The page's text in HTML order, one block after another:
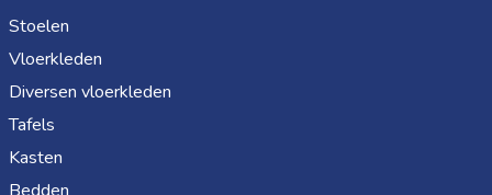
Stoelen
Vloerkleden
Diversen vloerkleden
Tafels
Kasten